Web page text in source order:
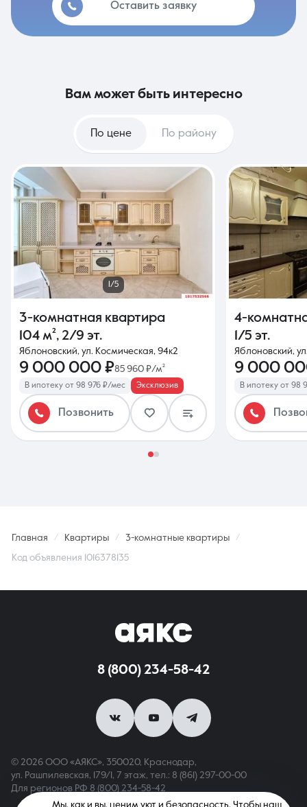
Оставить заявку
вам может быть интересно
По цене По району
1/5
3-комнатная квартира
104 м², 2/9 эт.
Яблоновский, ул. Космическая, 94к2
9 000 000 ₽85 960 ₽/м²
В ипотеку от 98 976 ₽/мес Эксклюзив
Позвонить
4-
1/5 эт.
Яблоновский,
9 000
В ипотеку от 98
Главная Квартиры 3-комнатные квартиры
Код объявления 1016378135
8 (800) 234-58-42
© 2026 ООО «АЯКС», 350020, Краснодар,
ул. Рашпилевская, 179/1, 7 этаж, тел.: 8 (861) 297-00-00
Для регионов РФ 8 (800) 234-58-42
Мы, как и вы, ценим уют и безопасность. Чтобы наш